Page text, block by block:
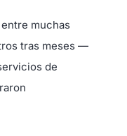
muchas
tras meses —
de